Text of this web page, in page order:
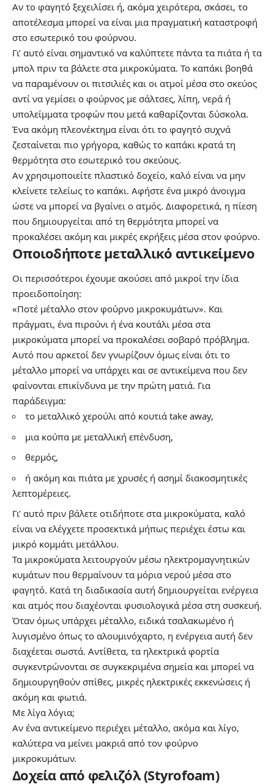
Αν το φαγητό ξεχειλίσει ή, ακόμα χειρότερα, σκάσει, το
αποτέλεσμα μπορεί να είναι μια πραγματική καταστροφή
στο εσωτερικό του φούρνου.
Γι’ αυτό είναι σημαντικό να καλύπτετε πάντα τα πιάτα ή τα
μπολ πριν τα βάλετε στα μικροκύματα. Το καπάκι βοηθά
να παραμένουν οι πιτσιλιές και οι ατμοί μέσα στο σκεύος
αντί να γεμίσει ο φούρνος με σάλτσες, λίπη, νερά ή
υπολείμματα τροφών που μετά καθαρίζονται δύσκολα.
Ένα ακόμη πλεονέκτημα είναι ότι το φαγητό συχνά
ζεσταίνεται πιο γρήγορα, καθώς το καπάκι κρατά τη
θερμότητα στο εσωτερικό του σκεύους.
Αν χρησιμοποιείτε πλαστικό δοχείο, καλό είναι να μην
κλείνετε τελείως το καπάκι. Αφήστε ένα μικρό άνοιγμα
ώστε να μπορεί να βγαίνει ο ατμός. Διαφορετικά, η πίεση
που δημιουργείται από τη θερμότητα μπορεί να
προκαλέσει ακόμη και μικρές εκρήξεις μέσα στον φούρνο.
Οποιοδήποτε μεταλλικό αντικείμενο
Οι περισσότεροι έχουμε ακούσει από μικροί την ίδια
προειδοποίηση:
«Ποτέ μέταλλο στον φούρνο μικροκυμάτων». Και
πράγματι, ένα πιρούνι ή ένα κουτάλι μέσα στα
μικροκύματα μπορεί να προκαλέσει σοβαρό πρόβλημα.
Αυτό που αρκετοί δεν γνωρίζουν όμως είναι ότι το
μέταλλο μπορεί να υπάρχει και σε αντικείμενα που δεν
φαίνονται επικίνδυνα με την πρώτη ματιά. Για
παράδειγμα:
το μεταλλικό χερούλι από κουτιά take away,
μια κούπα με μεταλλική επένδυση,
θερμός,
ή ακόμη και πιάτα με χρυσές ή ασημί διακοσμητικές
λεπτομέρειες.
Γι’ αυτό πριν βάλετε οτιδήποτε στα μικροκύματα, καλό
είναι να ελέγχετε προσεκτικά μήπως περιέχει έστω και
μικρό κομμάτι μετάλλου.
Τα μικροκύματα λειτουργούν μέσω ηλεκτρομαγνητικών
κυμάτων που θερμαίνουν τα μόρια νερού μέσα στο
φαγητό. Κατά τη διαδικασία αυτή δημιουργείται ενέργεια
και ατμός που διαχέονται φυσιολογικά μέσα στη συσκευή.
Όταν όμως υπάρχει μέταλλο, ειδικά τσαλακωμένο ή
λυγισμένο όπως το αλουμινόχαρτο, η ενέργεια αυτή δεν
διαχέεται σωστά. Αντίθετα, τα ηλεκτρικά φορτία
συγκεντρώνονται σε συγκεκριμένα σημεία και μπορεί να
δημιουργηθούν σπίθες, μικρές ηλεκτρικές εκκενώσεις ή
ακόμη και φωτιά.
Με λίγα λόγια;
Αν ένα αντικείμενο περιέχει μέταλλο, ακόμα και λίγο,
καλύτερα να μείνει μακριά από τον φούρνο
μικροκυμάτων.
Δοχεία από φελιζόλ (Styrofoam)